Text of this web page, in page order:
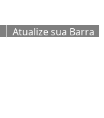
Atualize sua Barra